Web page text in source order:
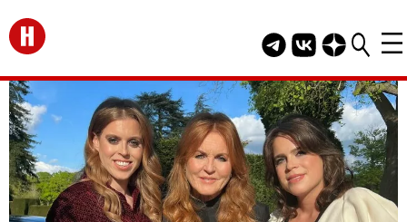
Перейти на главную
Telegram канал
Группа HELLO
Канал